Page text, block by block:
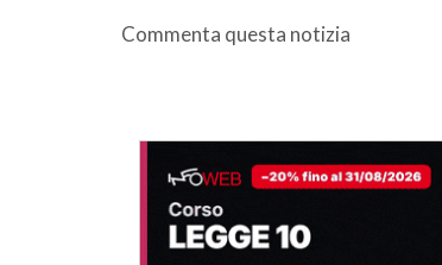
Commenta questa notizia